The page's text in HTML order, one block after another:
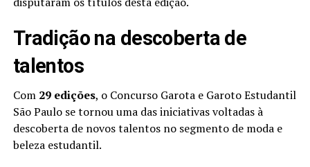
Tradição na descoberta de
talentos
Com 29 edições, o Concurso Garota e Garoto Estudantil
São Paulo se tornou uma das iniciativas voltadas à
descoberta de novos talentos no segmento de moda e
beleza estudantil.